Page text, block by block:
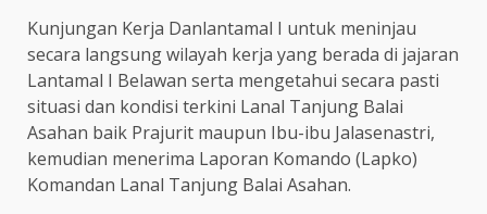
Kunjungan Kerja Danlantamal I untuk meninjau
secara langsung wilayah kerja yang berada di jajaran
Lantamal I Belawan serta mengetahui secara pasti
situasi dan kondisi terkini Lanal Tanjung Balai
Asahan baik Prajurit maupun Ibu-ibu Jalasenastri,
kemudian menerima Laporan Komando (Lapko)
Komandan Lanal Tanjung Balai Asahan.